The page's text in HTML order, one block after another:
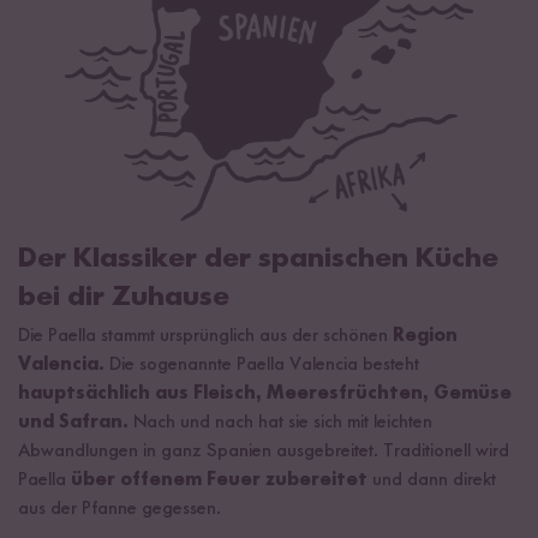
Joghurt oder Crème Fraîche
Gewürze* (Knoblauch*, Muskatnuss*), Amchur*. *aus
kontrolliert biologischem Anbau mit der Bio Kontrollnummer DE-
ÖKO-003.
¹ Kalahari Wüstensalz
² Kann bei übermäßigem Verzehr abführend wirken.
Der Klassiker der spanischen Küche
bei dir Zuhause
Die Paella stammt ursprünglich aus der schönen Region
Valencia. Die sogenannte Paella Valencia besteht
hauptsächlich aus Fleisch, Meeresfrüchten, Gemüse
und Safran. Nach und nach hat sie sich mit leichten
Abwandlungen in ganz Spanien ausgebreitet. Traditionell wird
Paella über offenem Feuer zubereitet und dann direkt
aus der Pfanne gegessen.